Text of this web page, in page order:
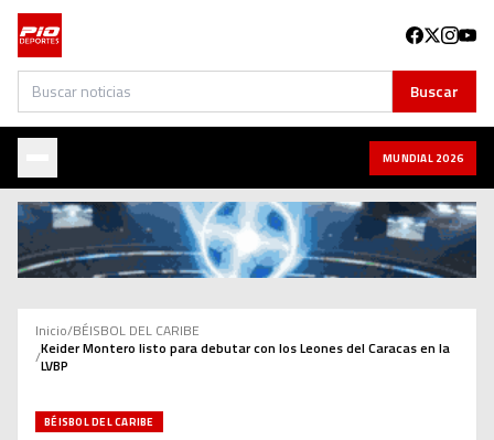
Buscar Buscar
MUNDIAL 2026
Inicio/BÉISBOL DEL CARIBE
/Keider Montero listo para debutar con los Leones del Caracas en la
LVBP
BÉISBOL DEL CARIBE